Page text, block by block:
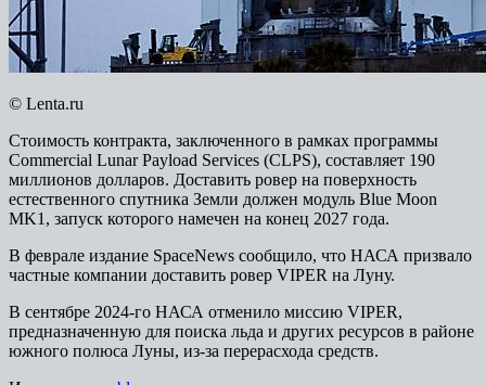
© Lenta.ru
Стоимость контракта, заключенного в рамках программы
Commercial Lunar Payload Services (CLPS), составляет 190
миллионов долларов. Доставить ровер на поверхность
естественного спутника Земли должен модуль Blue Moon
MK1, запуск которого намечен на конец 2027 года.
В феврале издание SpaceNews сообщило, что НАСА призвало
частные компании доставить ровер VIPER на Луну.
В сентябре 2024-го НАСА отменило миссию VIPER,
предназначенную для поиска льда и других ресурсов в районе
южного полюса Луны, из-за перерасхода средств.